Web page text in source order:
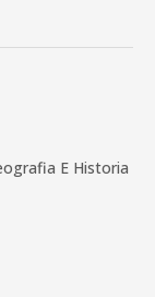
E Historia